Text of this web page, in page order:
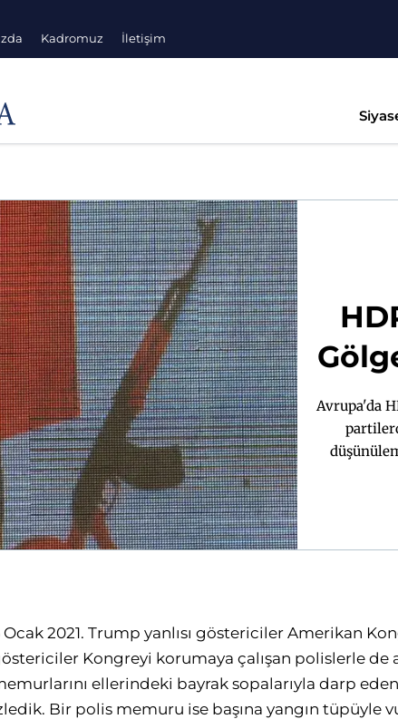
Kadromuz İletişim
Avrupa'da
Ocak 2021. Trump yanlısı göstericiler Amerikan
Kongreyi korumaya çalışan polislerle de
ellerindeki bayrak sopalarıyla darp
Bir polis memuru ise başına yangın tüpüyle